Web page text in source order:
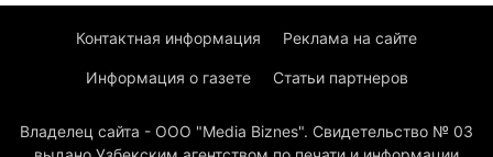
Контактная информация Реклама на сайте
Информация о газете Статьи партнеров
Владелец сайта - ООО "Media Biznes". Свидетельство № 03